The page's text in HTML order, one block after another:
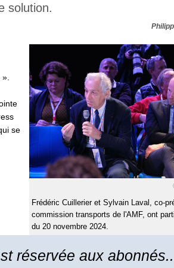
solution.
Frédéric Cuillerier et Sylvain Laval, co-
commission transports de l'AMF, ont
du 20 novembre 2024.
se
réservée aux